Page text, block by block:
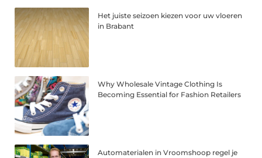
Het juiste seizoen kiezen voor uw vloeren
in Brabant
Why Wholesale Vintage Clothing Is
Becoming Essential for Fashion Retailers
Automaterialen in Vroomshoop regel je